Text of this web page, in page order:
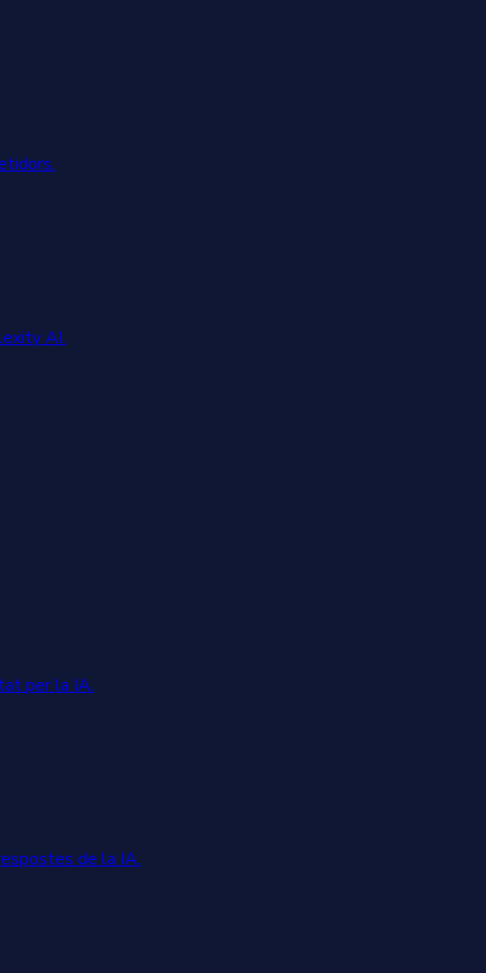
AI.
per la IA.
de la IA.